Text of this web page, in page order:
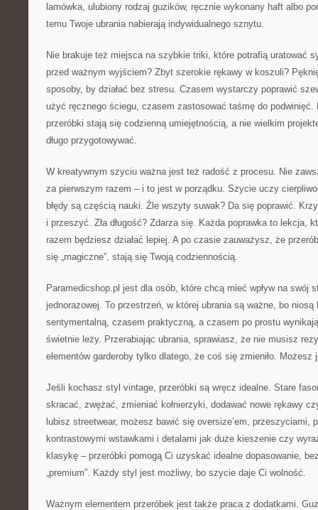
lamówka, ulubiony rodzaj guzików, ręcznie wykonany haft albo
temu Twoje ubrania nabierają indywidualnego sznytu.
Nie brakuje też miejsca na szybkie triki, które potrafią uratować
przed ważnym wyjściem? Zbyt szerokie rękawy w koszuli?
sposoby, by działać bez stresu. Czasem wystarczy poprawić
użyć ręcznego ściegu, czasem zastosować taśmę do podwinięć.
przeróbki stają się codzienną umiejętnością, a nie wielkim
długo przygotowywać.
W kreatywnym szyciu ważna jest też radość z procesu. Nie
za pierwszym razem – i to jest w porządku. Szycie uczy
błędy są częścią nauki. Źle wszyty suwak? Da się poprawić.
i przeszyć. Zła długość? Zdarza się. Każda poprawka to lekcja,
razem będziesz działać lepiej. A po czasie zauważysz, że
się „magiczne”, stają się Twoją codziennością.
Paramedicshop.pl jest dla osób, które chcą mieć wpływ na swój
jednorazowej. To przestrzeń, w której ubrania są ważne, bo
sentymentalną, czasem praktyczną, a czasem po prostu
świetnie leży. Przerabiając ubrania, sprawiasz, że nie musisz
elementów garderoby tylko dlatego, że coś się zmieniło. Możesz
Jeśli kochasz styl vintage, przeróbki są wręcz idealne. Stare
skracać, zwężać, zmieniać kołnierzyki, dodawać nowe rękawy
lubisz streetwear, możesz bawić się oversize’em, przeszyciami,
kontrastowymi wstawkami i detalami jak duże kieszenie czy
klasykę – przeróbki pomogą Ci uzyskać idealne dopasowanie,
„premium”. Każdy styl jest możliwy, bo szycie daje Ci wolność.
Ważnym elementem przeróbek jest także praca z dodatkami.